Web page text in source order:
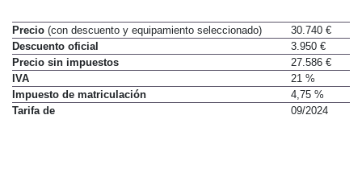
Precio (con descuento y equipamiento seleccionado)
30.740 €
Descuento oficial
3.950 €
Precio sin impuestos
27.586 €
IVA
21 %
Impuesto de matriculación
4,75 %
Tarifa de
09/2024